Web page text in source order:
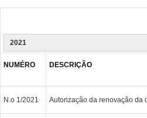
2021
NUMÉRO DESCRIÇÃO
N.o 1/2021 Autorização da renovação da